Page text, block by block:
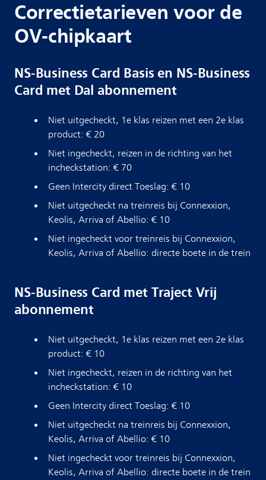
Correctietarieven voor de
OV-chipkaart
NS-Business Card Basis en NS-Business
Card met Dal abonnement
Niet uitgecheckt, 1e klas reizen met een 2e klas
product: € 20
Niet ingecheckt, reizen in de richting van het
incheckstation: € 70
Geen Intercity direct Toeslag: € 10
Niet uitgecheckt na treinreis bij Connexxion,
Keolis, Arriva of Abellio: € 10
Niet ingecheckt voor treinreis bij Connexxion,
Keolis, Arriva of Abellio: directe boete in de trein
NS-Business Card met Traject Vrij
abonnement
Niet uitgecheckt, 1e klas reizen met een 2e klas
product: € 10
Niet ingecheckt, reizen in de richting van het
incheckstation: € 10
Geen Intercity direct Toeslag: € 10
Niet uitgecheckt na treinreis bij Connexxion,
Keolis, Arriva of Abellio: € 10
Niet ingecheckt voor treinreis bij Connexxion,
Keolis, Arriva of Abellio: directe boete in de trein